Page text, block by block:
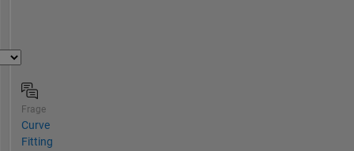
Frage
Curve
Fitting